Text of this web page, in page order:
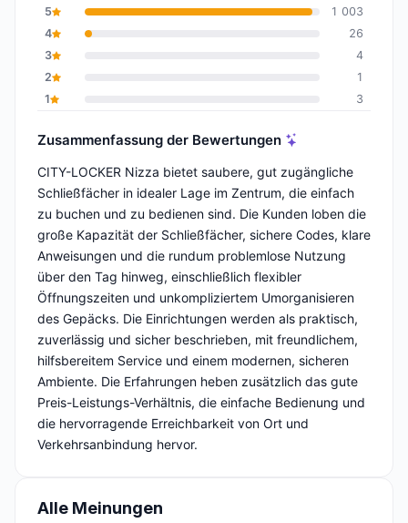
5
1 003
4
26
3
4
2
1
1
3
Zusammenfassung der Bewertungen
CITY-LOCKER Nizza bietet saubere, gut zugängliche
Schließfächer in idealer Lage im Zentrum, die einfach
zu buchen und zu bedienen sind. Die Kunden loben die
große Kapazität der Schließfächer, sichere Codes, klare
Anweisungen und die rundum problemlose Nutzung
über den Tag hinweg, einschließlich flexibler
Öffnungszeiten und unkompliziertem Umorganisieren
des Gepäcks. Die Einrichtungen werden als praktisch,
zuverlässig und sicher beschrieben, mit freundlichem,
hilfsbereitem Service und einem modernen, sicheren
Ambiente. Die Erfahrungen heben zusätzlich das gute
Preis-Leistungs-Verhältnis, die einfache Bedienung und
die hervorragende Erreichbarkeit von Ort und
Verkehrsanbindung hervor.
Alle Meinungen